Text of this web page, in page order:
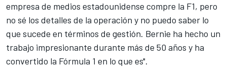
empresa de medios estadounidense compre la F1, pero
no sé los detalles de la operación y no puedo saber lo
que sucede en términos de gestión. Bernie ha hecho un
trabajo impresionante durante más de 50 años y ha
convertido la Fórmula 1 en lo que es".